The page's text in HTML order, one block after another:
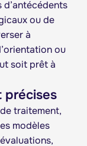
ou de
à
ou
soit prêt à
précises
traitement,
modèles